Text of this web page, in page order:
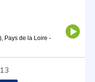
Pays de la Loire -